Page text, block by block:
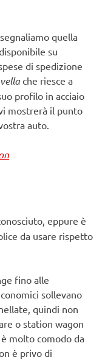
quella
su
di spedizione
che riesce a
profilo in acciaio
mostrerà il punto
auto.
eppure è
da usare rispetto
fino alle
sollevano
quindi non
o station wagon
molto comodo da
è privo di